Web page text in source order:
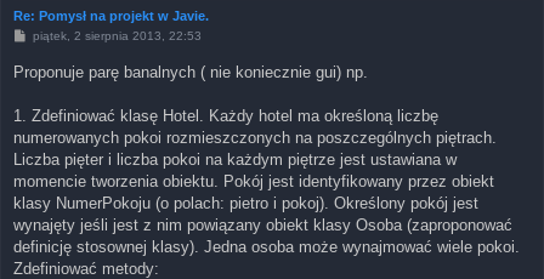
Re: Pomysł na projekt w Javie.
P
t
piątek, 2 sierpnia 2013, 22:53
Proponuje parę banalnych ( nie koniecznie gui) np.
1. Zdefiniować klasę Hotel. Każdy hotel ma określoną liczbę
numerowanych pokoi rozmieszczonych na poszczególnych piętrach.
Liczba pięter i liczba pokoi na każdym piętrze jest ustawiana w
momencie tworzenia obiektu. Pokój jest identyfikowany przez obiekt
klasy NumerPokoju (o polach: pietro i pokoj). Określony pokój jest
wynajęty jeśli jest z nim powiązany obiekt klasy Osoba (zaproponować
definicję stosownej klasy). Jedna osoba może wynajmować wiele pokoi.
Zdefiniować metody: